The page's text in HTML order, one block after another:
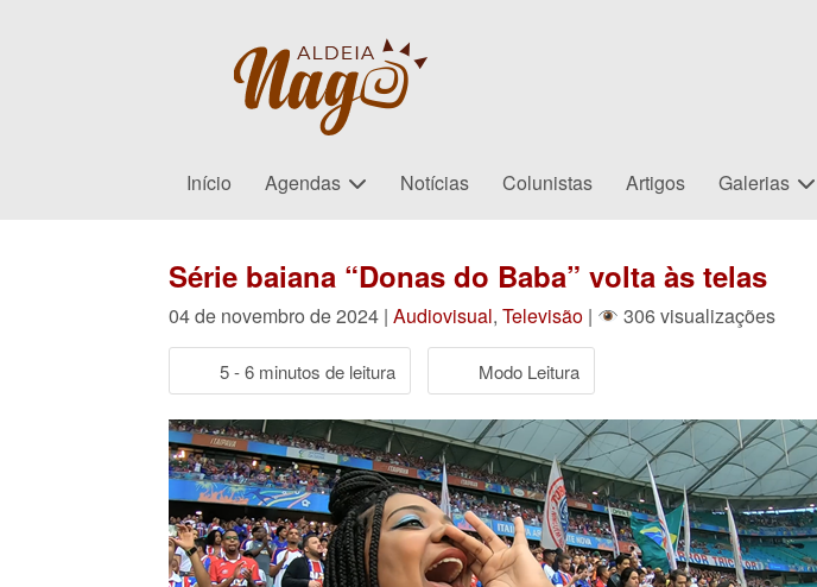
Início Agendas Notícias Colunistas Artigos Galerias
Série baiana “Donas do Baba” volta às telas
04 de novembro de 2024 | Audiovisual, Televisão | 306 visualizações
5 - 6 minutos de leitura Modo Leitura